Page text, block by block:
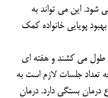
شود. این می تواند به
پویایی خانواده کمک
یک ساعت طول می کشند و هفته ای
تعداد جلسات لازم است به
درمان بستگی دارد. درمان